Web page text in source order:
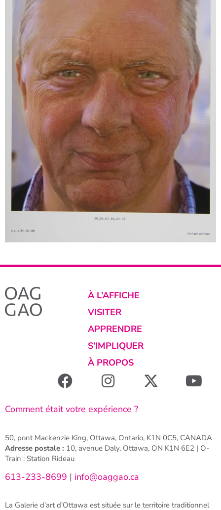
À L’AFFICHE
VISITER
APPRENDRE
S’IMPLIQUER
À PROPOS
Comment était votre expérience ?
50, pont Mackenzie King, Ottawa, Ontario, K1N 0C5, CANADA
Adresse postale : 10, avenue Daly, Ottawa, ON K1N 6E2 | O-
Train : Station Rideau
613-233-8699 | info@oaggao.ca
La Galerie d’art d’Ottawa est située sur le territoire traditionnel